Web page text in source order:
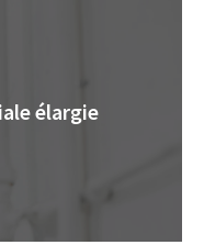
élargie